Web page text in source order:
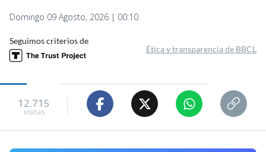
Domingo 09 Agosto, 2026 | 00:10
Seguimos criterios de
Ética y transparencia de BBCL
12.715
visitas